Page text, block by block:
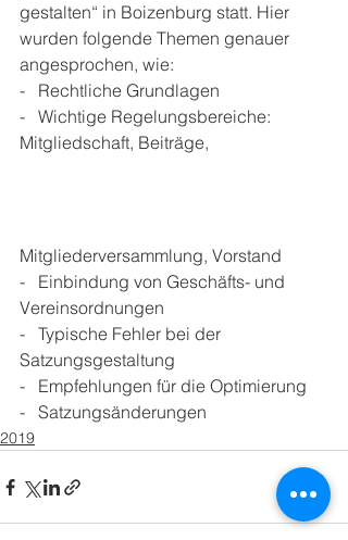
gestalten“ in Boizenburg statt. Hier
wurden folgende Themen genauer
angesprochen, wie:
-   Rechtliche Grundlagen
-   Wichtige Regelungsbereiche:
Mitgliedschaft, Beiträge,
Mitgliederversammlung, Vorstand
-   Einbindung von Geschäfts- und
Vereinsordnungen
-   Typische Fehler bei der
Satzungsgestaltung
-   Empfehlungen für die Optimierung
-   Satzungsänderungen
2019